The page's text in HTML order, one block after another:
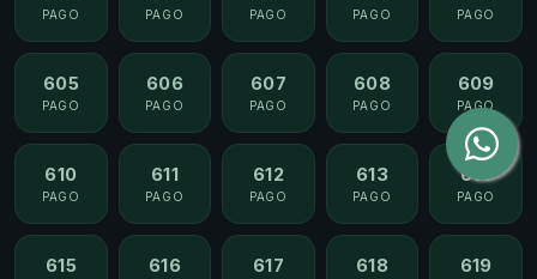
PAGO PAGO PAGO PAGO PAGO
605
PAGO
606
PAGO
607
PAGO
608
PAGO
609
PAGO
610
PAGO
611
PAGO
612
PAGO
613
PAGO
614
PAGO
615 616 617 618 619